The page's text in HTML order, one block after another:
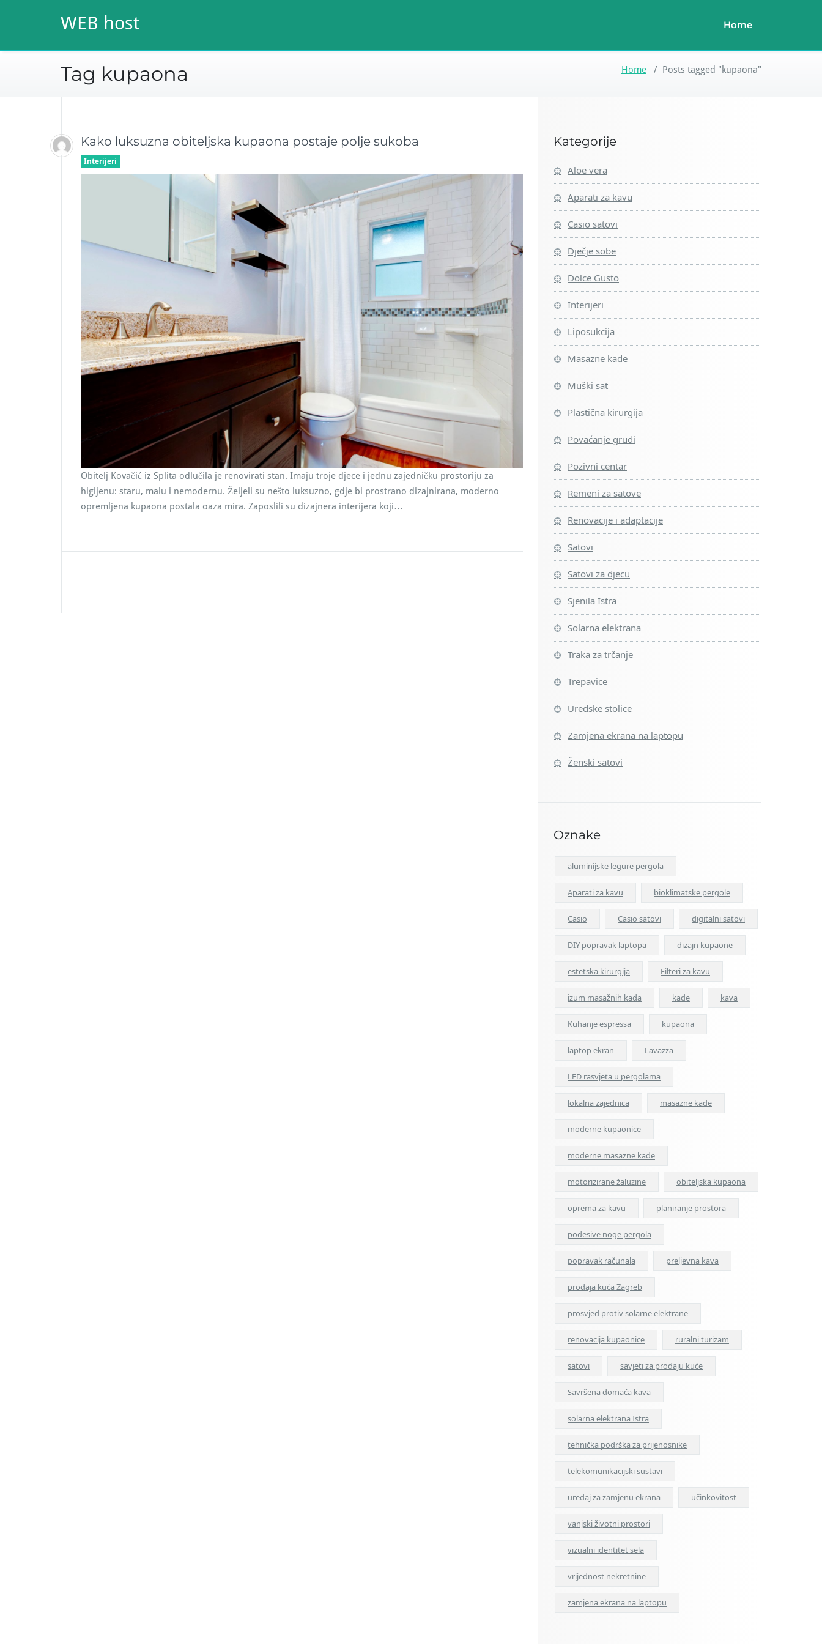
WEB host Home
Tag kupaona Home / Posts tagged "kupaona"
Kako luksuzna obiteljska kupaona postaje polje sukoba
Interijeri
Obitelj Kovačić iz Splita odlučila je renovirati stan. Imaju troje djece i jednu zajedničku prostoriju za
higijenu: staru, malu i nemodernu. Željeli su nešto luksuzno, gdje bi prostrano dizajnirana, moderno
opremljena kupaona postala oaza mira. Zaposlili su dizajnera interijera koji…
Kategorije
Aloe vera
Aparati za kavu
Casio satovi
Dječje sobe
Dolce Gusto
Interijeri
Liposukcija
Masazne kade
Muški sat
Plastična kirurgija
Povaćanje grudi
Pozivni centar
Remeni za satove
Renovacije i adaptacije
Satovi
Satovi za djecu
Sjenila Istra
Solarna elektrana
Traka za trčanje
Trepavice
Uredske stolice
Zamjena ekrana na laptopu
Ženski satovi
Oznake
aluminijske legure pergola
Aparati za kavu bioklimatske pergole
Casio Casio satovi digitalni satovi
DIY popravak laptopa dizajn kupaone
estetska kirurgija Filteri za kavu
izum masažnih kada kade kava
Kuhanje espressa kupaona
laptop ekran Lavazza
LED rasvjeta u pergolama
lokalna zajednica masazne kade
moderne kupaonice
moderne masazne kade
motorizirane žaluzine obiteljska kupaona
oprema za kavu planiranje prostora
podesive noge pergola
popravak računala preljevna kava
prodaja kuća Zagreb
prosvjed protiv solarne elektrane
renovacija kupaonice ruralni turizam
satovi savjeti za prodaju kuće
Savršena domaća kava
solarna elektrana Istra
tehnička podrška za prijenosnike
telekomunikacijski sustavi
uređaj za zamjenu ekrana učinkovitost
vanjski životni prostori
vizualni identitet sela
vrijednost nekretnine
zamjena ekrana na laptopu